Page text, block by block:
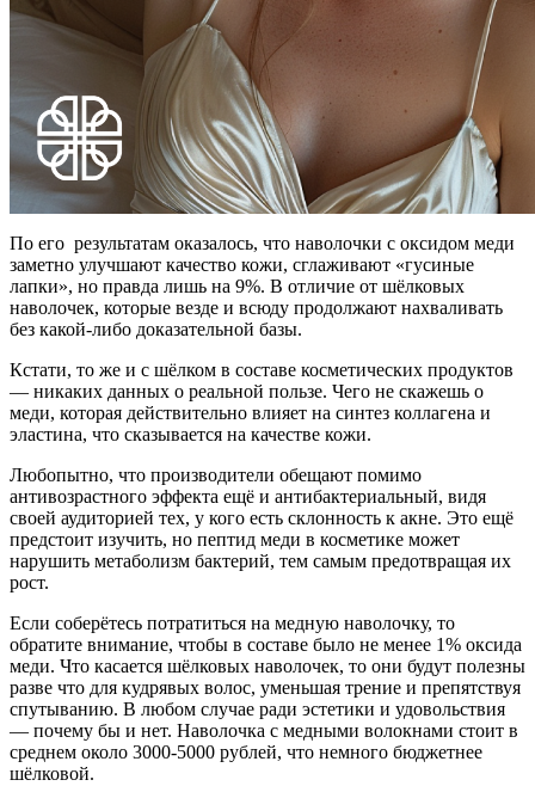
По его результатам оказалось, что наволочки с оксидом меди
заметно улучшают качество кожи, сглаживают «гусиные
лапки», но правда лишь на 9%. В отличие от шёлковых
наволочек, которые везде и всюду продолжают нахваливать
без какой-либо доказательной базы.
Кстати, то же и с шёлком в составе косметических продуктов
— никаких данных о реальной пользе. Чего не скажешь о
меди, которая действительно влияет на синтез коллагена и
эластина, что сказывается на качестве кожи.
Любопытно, что производители обещают помимо
антивозрастного эффекта ещё и антибактериальный, видя
своей аудиторией тех, у кого есть склонность к акне. Это ещё
предстоит изучить, но пептид меди в косметике может
нарушить метаболизм бактерий, тем самым предотвращая их
рост.
Если соберётесь потратиться на медную наволочку, то
обратите внимание, чтобы в составе было не менее 1% оксида
меди. Что касается шёлковых наволочек, то они будут полезны
разве что для кудрявых волос, уменьшая трение и препятствуя
спутыванию. В любом случае ради эстетики и удовольствия
— почему бы и нет. Наволочка с медными волокнами стоит в
среднем около 3000-5000 рублей, что немного бюджетнее
шёлковой.